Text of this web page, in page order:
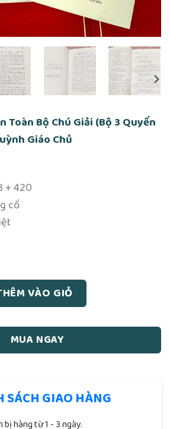
Toàn Bộ Chú Giải (Bộ 3 Quyển
Giáo Chủ
+ 420
cổ
Toàn Bộ Chú Giải (Bộ 3 Quyển
VÀO GIỎ
MUA NGAY
SÁCH GIAO HÀNG
bị hàng từ 1 - 3 ngày.